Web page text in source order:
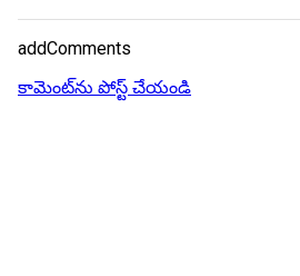
addComments
కామెంట్‌ను పోస్ట్ చేయండి